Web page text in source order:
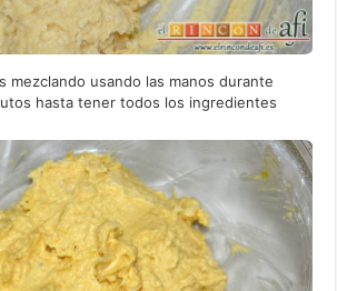
mezclando usando las manos durante
hasta tener todos los ingredientes